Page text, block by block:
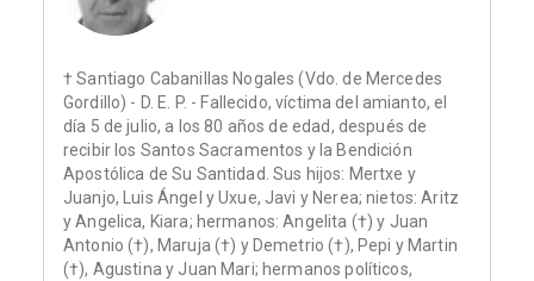
† Santiago Cabanillas Nogales (Vdo. de Mercedes
Gordillo) - D. E. P. - Fallecido, víctima del amianto, el
día 5 de julio, a los 80 años de edad, después de
recibir los Santos Sacramentos y la Bendición
Apostólica de Su Santidad. Sus hijos: Mertxe y
Juanjo, Luis Ángel y Uxue, Javi y Nerea; nietos: Aritz
y Angelica, Kiara; hermanos: Angelita (†) y Juan
Antonio (†), Maruja (†) y Demetrio (†), Pepi y Martin
(†), Agustina y Juan Mari; hermanos políticos,